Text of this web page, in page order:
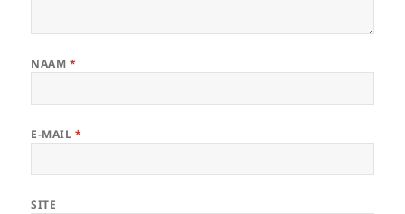
NAAM *
E-MAIL *
SITE